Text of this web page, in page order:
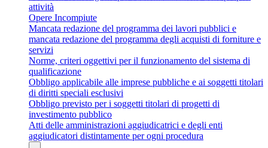
attività
Opere Incompiute
Mancata redazione del programma dei lavori pubblici e
mancata redazione del programma degli acquisti di forniture e
servizi
Norme, criteri oggettivi per il funzionamento del sistema di
qualificazione
Obbligo applicabile alle imprese pubbliche e ai soggetti titolari
di diritti speciali esclusivi
Obbligo previsto per i soggetti titolari di progetti di
investimento pubblico
Atti delle amministrazioni aggiudicatrici e degli enti
aggiudicatori distintamente per ogni procedura